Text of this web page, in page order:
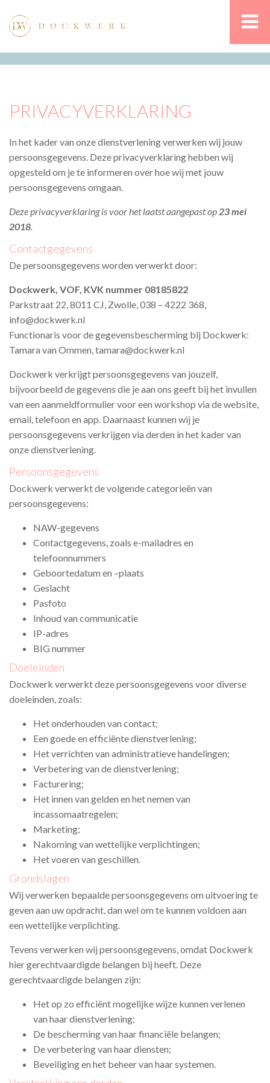
PRIVACYVERKLARING
In het kader van onze dienstverlening verwerken wij jouw
persoonsgegevens. Deze privacyverklaring hebben wij
opgesteld om je te informeren over hoe wij met jouw
persoonsgegevens omgaan.
Deze privacyverklaring is voor het laatst aangepast op 23 mei
2018
Contactgegevens
De persoonsgegevens worden verwerkt door:
Dockwerk, VOF, KVK nummer 08185822
Parkstraat 22, 8011 CJ, Zwolle, 038 – 4222 368,
info@dockwerk.nl
Functionaris voor de gegevensbescherming bij Dockwerk:
Tamara van Ommen, tamara@dockwerk.nl
Dockwerk verkrijgt persoonsgegevens van jouzelf,
bijvoorbeeld de gegevens die je aan ons geeft bij het invullen
van een aanmeldformulier voor een workshop via de website,
email, telefoon en app. Daarnaast kunnen wij je
persoonsgegevens verkrijgen via derden in het kader van
onze dienstverlening.
Persoonsgegevens
Dockwerk verwerkt de volgende categorieën van
persoonsgegevens:
NAW-gegevens
Contactgegevens, zoals e-mailadres en
telefoonnummers
Geboortedatum en –plaats
Geslacht
Pasfoto
Inhoud van communicatie
IP-adres
BIG nummer
Doeleinden
Dockwerk verwerktdeze persoonsgegevens voor diverse
doeleinden, zoals:
Het onderhouden van contact;
Een goede en efficiënte dienstverlening;
Het verrichten van administratieve handelingen;
Verbetering van de dienstverlening;
Facturering;
Het innen van gelden en het nemen van
incassomaatregelen;
Marketing;
Nakoming van wettelijke verplichtingen;
Het voeren van geschillen.
Grondslagen
Wij verwerken bepaalde persoonsgegevens om uitvoering te
geven aan uw opdracht, dan wel om te kunnen voldoen aan
een wettelijke verplichting.
Tevens verwerken wij persoonsgegevens, omdat Dockwerk
hier gerechtvaardigde belangen bij heeft. Deze
gerechtvaardigde belangen zijn:
Het op zo efficiënt mogelijke wijze kunnen verlenen
van haar dienstverlening;
De bescherming van haar financiële belangen;
De verbetering van haar diensten;
Beveiliging en het beheer van haar systemen.